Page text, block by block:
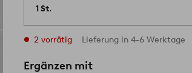
1 St.
2 vorrätig Lieferung in 4-6 Werktage
Ergänzen mit